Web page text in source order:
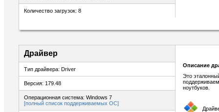
Количество загрузок: 8
Драйвер
Тип драйвера: Driver
Версия: 179.48
Операционная система: Windows 7
[полный список поддерживаемых ОС]
Описание
Это
ноутбуков.